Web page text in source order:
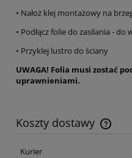
• Nałoż klej montażowy na
• Podłącz folie do zasilania - do
• Przyklej lustro do ściany
UWAGA! Folia musi zostać
uprawnieniami.
Koszty dostawy
Cena nie zawiera
Kurier